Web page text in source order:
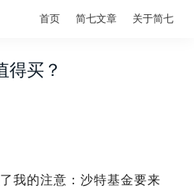
首页 简七文章 关于简七
得买？
我的注意：沙特基金要来